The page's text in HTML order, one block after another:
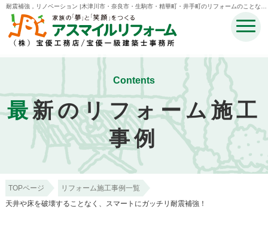
耐震補強，リノベーション |木津川市・奈良市・生駒市・精華町・井手町のリフォームのことなら
宝優工務店アスマイルリフォーム
Contents
最新のリフォーム施工
事例
TOPページ
リフォーム施工事例一覧
天井や床を破壊することなく、スマートにガッチリ耐震補強！